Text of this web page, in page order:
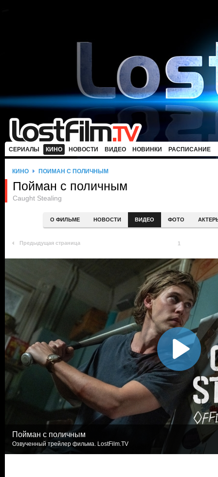
СЕРИАЛЫ КИНО НОВОСТИ ВИДЕО НОВИНКИ РАСПИСАНИЕ
КИНО ПОЙМАН С ПОЛИЧНЫМ
Пойман с поличным
Caught Stealing
О ФИЛЬМЕ НОВОСТИ ВИДЕО ФОТО
Предыдущая страница 1
Пойман с поличным
Озвученный трейлер фильма. LostFilm.TV